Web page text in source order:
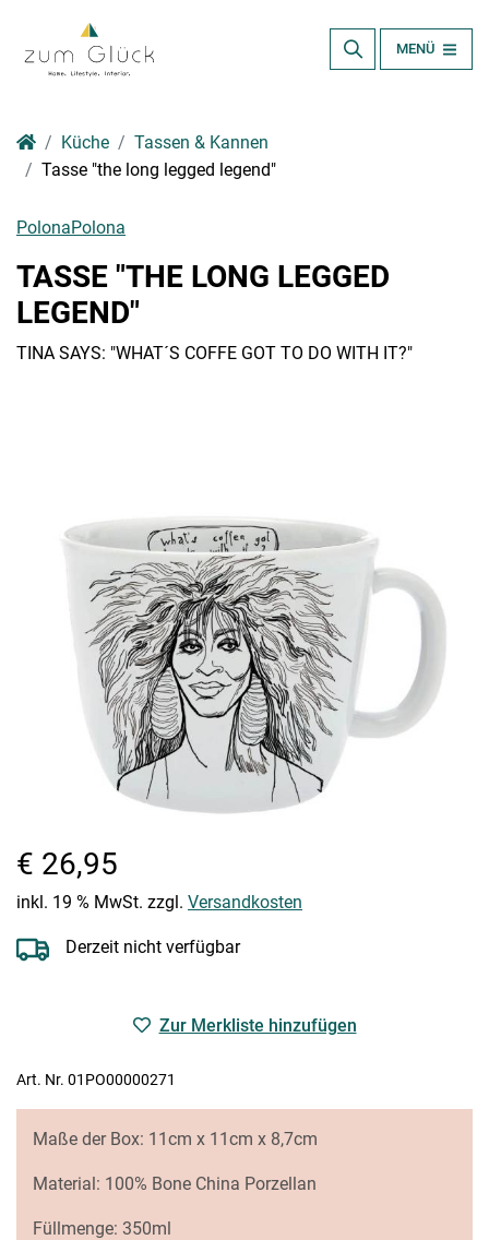
MENÜ
Küche
Tassen & Kannen
Tasse "the long legged legend"
PolonaPolona
TASSE "THE LONG LEGGED
LEGEND"
TINA SAYS: "WHAT´S COFFE GOT TO DO WITH IT?"
€ 26,95
inkl. 19 % MwSt. zzgl. Versandkosten
Derzeit nicht verfügbar
Zur Merkliste hinzufügen
Art. Nr. 01PO00000271
Maße der Box: 11cm x 11cm x 8,7cm
Material: 100% Bone China Porzellan
Füllmenge: 350ml